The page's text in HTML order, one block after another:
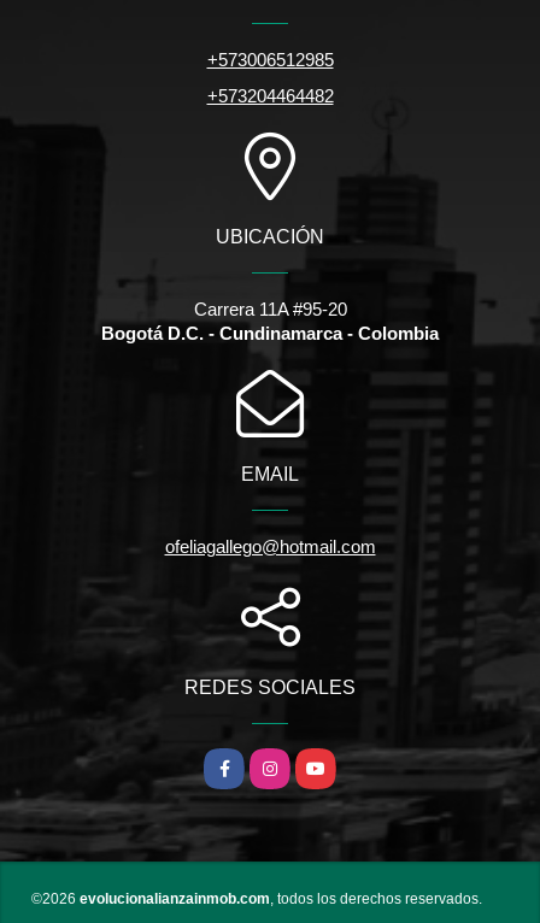
+573006512985
+573204464482
UBICACIÓN
Carrera 11A #95-20
Bogotá D.C. - Cundinamarca - Colombia
EMAIL
ofeliagallego@hotmail.com
REDES SOCIALES
FacebookInstagramYouTube
©2026 evolucionalianzainmob.com, todos los derechos reservados.